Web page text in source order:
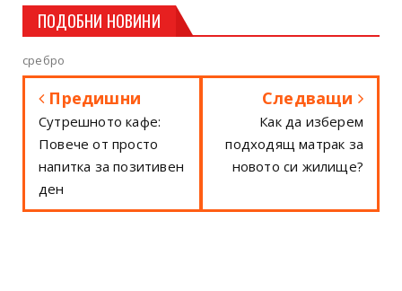
ПОДОБНИ НОВИНИ
сребро
Предишни
Сутрешното кафе:
Повече от просто
напитка за позитивен
ден
Следващи
Как да изберем
подходящ матрак за
новото си жилище?